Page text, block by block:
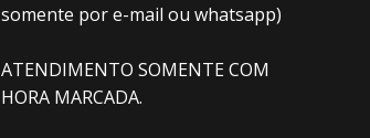
somente por e-mail ou whatsapp)
ATENDIMENTO SOMENTE COM
HORA MARCADA.